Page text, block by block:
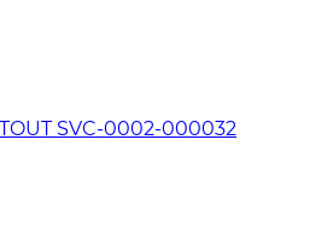
SVC-0002-000032